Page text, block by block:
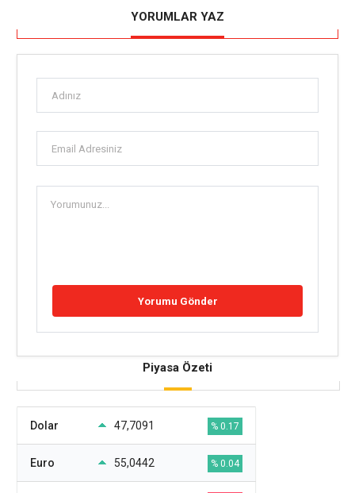
YORUMLAR YAZ
Piyasa Özeti
Dolar 47,7091 % 0.17
Euro 55,0442 % 0.04